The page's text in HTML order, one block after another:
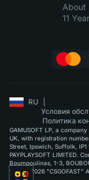
About
11
RU
Условия
Политика
GAMUSOFT LP, a
UK, with registration
Street, Ipswich, Suffolk, IP1
PAYPLAYSOFT LIMITED.
Boumpoulinas, 1-3,
©2015-2026 "CSGOFAST"